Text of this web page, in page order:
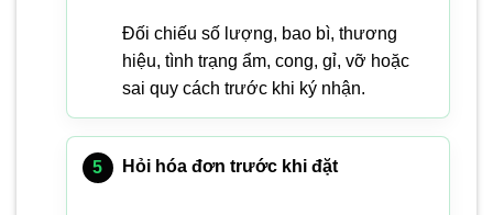
Đối chiếu số lượng, bao bì, thương
hiệu, tình trạng ẩm, cong, gỉ, vỡ hoặc
sai quy cách trước khi ký nhận.
Hỏi hóa đơn trước khi đặt